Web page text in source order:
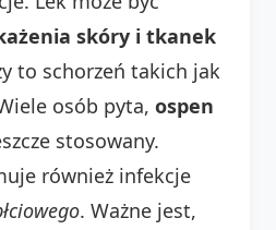
skóry i tkanek
to schorzeń takich jak
osób pyta, ospen
stosowany.
również infekcje
. Ważne jest,